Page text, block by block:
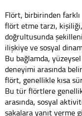
Flört, birbirinden
flört etme tarzı,
doğrultusunda
ilişkiye ve sosyal
Bu bağlamda,
deneyimi arasında
flört, genellikle kısa
Bu tür flörtlere
arasında, sosyal
şakalara yanıt verme